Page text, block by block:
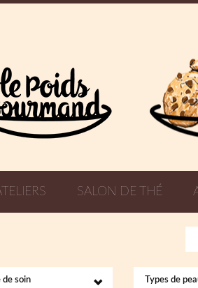
SALON DE THÉ
de soin Types de